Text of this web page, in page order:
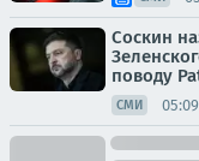
Соскин
поводу
СМИ 05:09